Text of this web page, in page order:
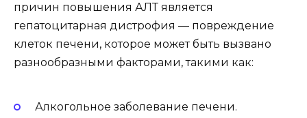
причин повышения АЛТ является
гепатоцитарная дистрофия — повреждение
клеток печени, которое может быть вызвано
разнообразными факторами, такими как:
Алкогольное заболевание печени.